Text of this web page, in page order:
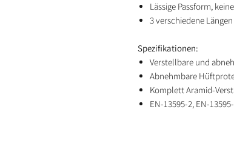
Lässige Passform,
3 verschiedene
Spezifikationen:
Verstellbare und
Abnehmbare
Komplett Aramid-
EN-13595-2, EN-